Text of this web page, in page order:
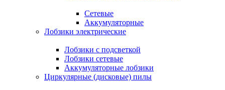
Сетевые
Аккумуляторные
Лобзики электрические
Лобзики с подсветкой
Лобзики сетевые
Аккумуляторные лобзики
Циркулярные (дисковые) пилы